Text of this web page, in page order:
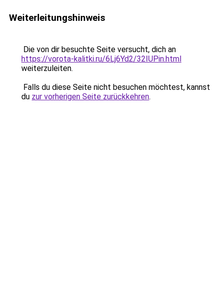
Weiterleitungshinweis
Die von dir besuchte Seite versucht, dich an
https://vorota-kalitki.ru/6Lj6Yd2/32IUPin.html
weiterzuleiten.
Falls du diese Seite nicht besuchen möchtest, kannst
du zur vorherigen Seite zurückkehren.